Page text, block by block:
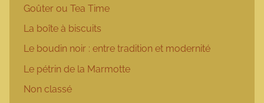
Goûter ou Tea Time
La boîte à biscuits
Le boudin noir : entre tradition et modernité
Le pétrin de la Marmotte
Non classé